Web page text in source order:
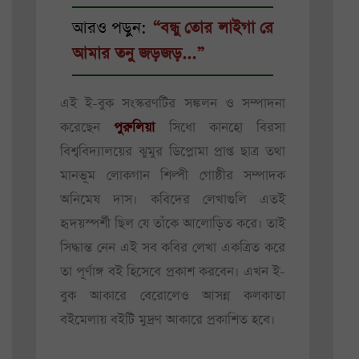
আরও পড়ুন: “বন্ধু তোর লাইগা রে
আমার তনু জড়জড়...”
এই ই-বুক সংস্করণটির সঙ্কলন ও সম্পাদনা
করেছেনপুরুলিয়াসিধো কানহো বিরসা
বিশ্ববিদ্যালয়ের ঝুমুর ডিপ্লোমা প্রাপ্ত ছাত্র তথা
মানভূম লোকগান শিল্পী গোষ্ঠীর সম্পাদক
অনিমেষ দাস। কবিদের লেখাগুলি এতই
হৃদয়স্পর্শী ছিল যে তাঁকে আলোড়িত করে। তাই
সিদ্ধান্ত নেন এই সব কবির লেখা একত্রিত করে
তা পূর্ণাঙ্গ বই হিসেবে প্রকাশ করবেন। এখন ই-
বুক আকারে বেরোলেও আসন্ন কলকাতা
বইমেলায় বইটি মুদ্রণ আকারে প্রকাশিত হবে।